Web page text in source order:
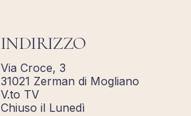
INDIRIZZO
Via Croce, 3
31021 Zerman di Mogliano
V.to TV
Chiuso il Lunedì